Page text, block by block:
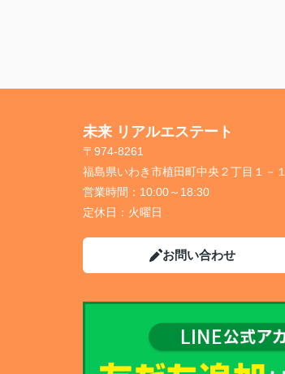
未来 リアルエステート
〒974-8261
福島県いわき市植田町中央２丁目１－１
営業時間： 10:00～18:30
定休日： 火曜日
お問い合わせ